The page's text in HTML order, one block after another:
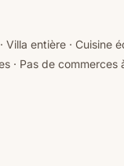
entière · Cuisine
· Pas de